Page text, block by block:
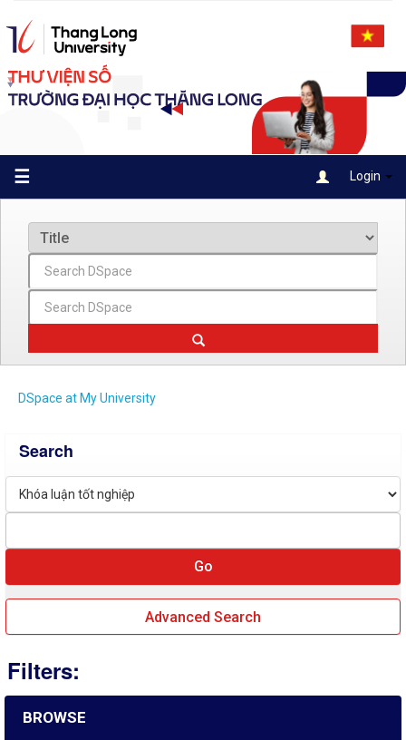
navigation
☰ Login
DSpace at My University
Search
Advanced Search
Filters:
BROWSE